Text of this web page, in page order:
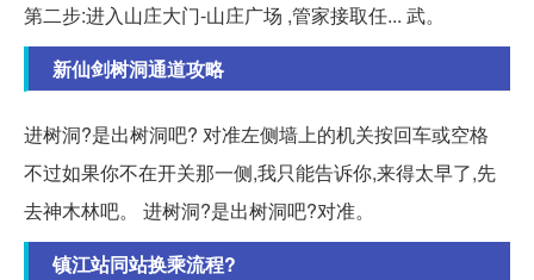
第二步:进入山庄大门-山庄广场 ,管家接取任... 武。
新仙剑树洞通道攻略
进树洞?是出树洞吧? 对准左侧墙上的机关按回车或空格
不过如果你不在开关那一侧,我只能告诉你,来得太早了,先
去神木林吧。 进树洞?是出树洞吧?对准。
镇江站同站换乘流程?